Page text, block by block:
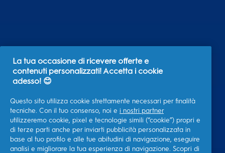
La tua occasione di ricevere offerte e
contenuti personalizzati! Accetta i cookie
adesso! 😊
Questo sito utilizza cookie strettamente necessari per finalità
tecniche. Con il tuo consenso, noi e i nostri partner
utilizzeremo cookie, pixel e tecnologie simili (“cookie”) propri e
di terze parti anche per inviarti pubblicità personalizzata in
base al tuo profilo e alle tue abitudini di navigazione, eseguire
analisi e migliorare la tua esperienza di navigazione. Scopri di